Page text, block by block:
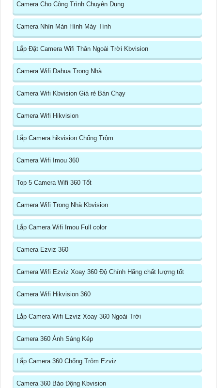
Camera Cho Công Trình Chuyên Dụng
Camera Nhìn Màn Hình Máy Tính
Lắp Đặt Camera Wifi Thân Ngoài Trời Kbvision
Camera Wifi Dahua Trong Nhà
Camera Wifi Kbvision Giá rẻ Bán Chạy
Camera Wifi Hikvision
Lắp Camera hikvision Chống Trộm
Camera Wifi Imou 360
Top 5 Camera Wifi 360 Tốt
Camera Wifi Trong Nhà Kbvision
Lắp Camera Wifi Imou Full color
Camera Ezviz 360
Camera Wifi Ezviz Xoay 360 Độ Chính Hãng chất lượng tốt
Camera Wifi Hikvision 360
Lắp Camera Wifi Ezviz Xoay 360 Ngoài Trời
Camera 360 Ánh Sáng Kép
Lắp Camera 360 Chống Trộm Ezviz
Camera 360 Báo Động Kbvision